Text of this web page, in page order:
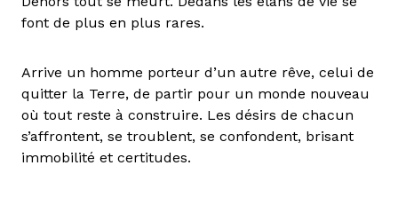
font de plus en plus rares.
Arrive un homme porteur d’un autre rêve, celui de
quitter la Terre, de partir pour un monde nouveau
où tout reste à construire. Les désirs de chacun
s’affrontent, se troublent, se confondent, brisant
immobilité et certitudes.